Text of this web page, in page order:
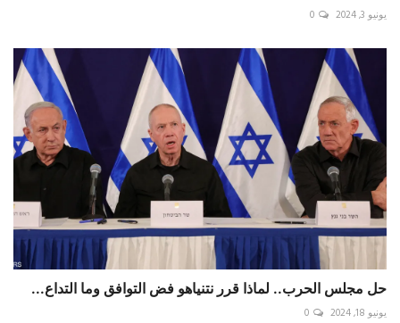
يونيو 3, 2024 0
حل مجلس الحرب.. لماذا قرر نتنياهو فض التوافق وما التداع...
يونيو 18, 2024 0